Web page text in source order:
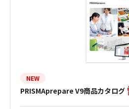
NEW
PRISMAprepare V9商品カタログ